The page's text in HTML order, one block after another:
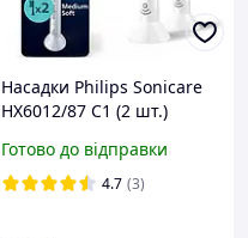
Насадки Philips Sonicare
HX6012/87 C1 (2 шт.)
для електрощітки насадка
філіпс
Готово до відправки
4.7 (3)